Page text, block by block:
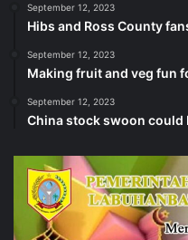
September 12, 2023
Hibs and Ross County
September 12, 2023
Making fruit and veg fun
September 12, 2023
China stock swoon could